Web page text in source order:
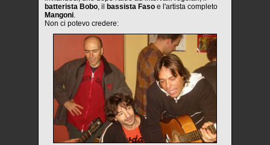
batterista Bobo, il bassista Faso e l'artista completo
Mangoni.
Non ci potevo credere: